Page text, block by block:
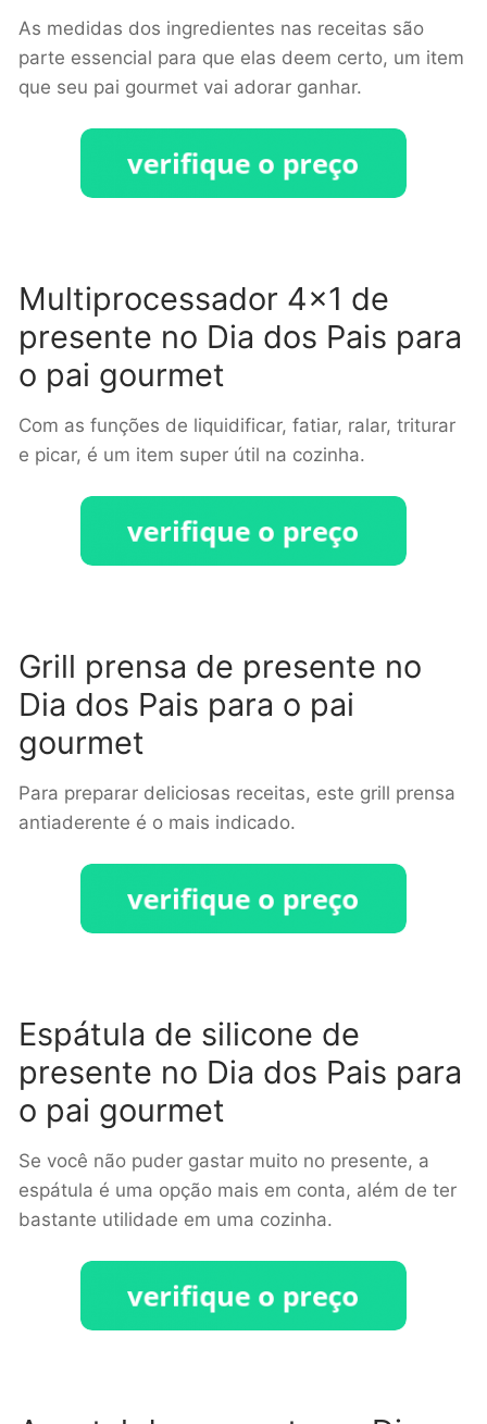
As medidas dos ingredientes nas receitas são
parte essencial para que elas deem certo, um item
que seu pai gourmet vai adorar ganhar.
Multiprocessador 4×1 de
presente no Dia dos Pais para
o pai gourmet
Com as funções de liquidificar, fatiar, ralar, triturar
e picar, é um item super útil na cozinha.
Grill prensa de presente no
Dia dos Pais para o pai
gourmet
Para preparar deliciosas receitas, este grill prensa
antiaderente é o mais indicado.
Espátula de silicone de
presente no Dia dos Pais para
o pai gourmet
Se você não puder gastar muito no presente, a
espátula é uma opção mais em conta, além de ter
bastante utilidade em uma cozinha.